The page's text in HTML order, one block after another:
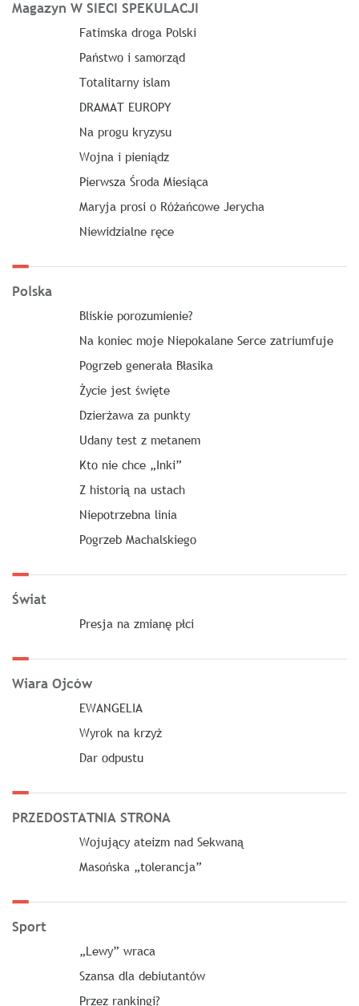
Magazyn W SIECI SPEKULACJI
Fatimska droga Polski
Państwo i samorząd
Totalitarny islam
DRAMAT EUROPY
Na progu kryzysu
Wojna i pieniądz
Pierwsza Środa Miesiąca
Maryja prosi o Różańcowe Jerycha
Niewidzialne ręce
Polska
Bliskie porozumienie?
Na koniec moje Niepokalane Serce zatriumfuje
Pogrzeb generała Błasika
Życie jest święte
Dzierżawa za punkty
Udany test z metanem
Kto nie chce „Inki”
Z historią na ustach
Niepotrzebna linia
Pogrzeb Machalskiego
Świat
Presja na zmianę płci
Wiara Ojców
EWANGELIA
Wyrok na krzyż
Dar odpustu
PRZEDOSTATNIA STRONA
Wojujący ateizm nad Sekwaną
Masońska „tolerancja”
Sport
„Lewy” wraca
Szansa dla debiutantów
Przez rankingi?